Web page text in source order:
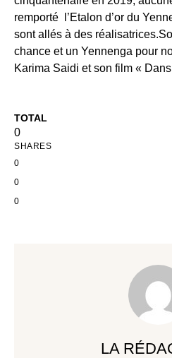
remporté l’Etalon d’or du
sont allés à des
chance et un Yennenga pour
Karima Saidi et son film «
TOTAL
0
SHARES
0
0
0
LA